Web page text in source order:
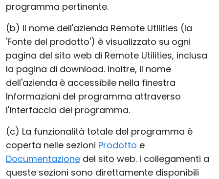
programma pertinente.
(b) Il nome dell'azienda Remote Utilities (la
'Fonte del prodotto') è visualizzato su ogni
pagina del sito web di Remote Utilities, inclusa
la pagina di download. Inoltre, il nome
dell'azienda è accessibile nella finestra
Informazioni del programma attraverso
l'interfaccia del programma.
(c) La funzionalità totale del programma è
coperta nelle sezioni Prodotto e
Documentazione del sito web. I collegamenti a
queste sezioni sono direttamente disponibili